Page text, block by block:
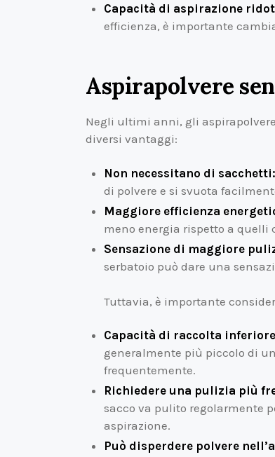
Capacità di aspirazione
efficienza, è importante
Aspirapolvere
Negli ultimi anni, gli
diversi vantaggi:
Non necessitano di sacchetti:
di polvere e si svuota
Maggiore efficienza
meno energia rispetto a quelli
Sensazione di maggiore
serbatoio può dare una
Tuttavia, è importante
Capacità di raccolta
generalmente più piccolo di
frequentemente.
Richiedere una pulizia più
sacco va pulito regolarmente
aspirazione.
Può disperdere polvere